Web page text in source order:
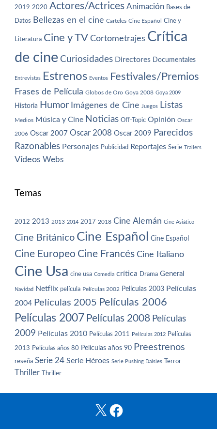
2019 2020 Actores/Actrices Animación Bases de
Datos Bellezas en el cine Carteles Cine Español Cine y
Literatura Cine y TV Cortometrajes Crítica
de cine Curiosidades Directores Documentales
Entrevistas Estrenos Eventos Festivales/Premios
Frases de Película Globos de Oro Goya 2008 Goya 2009
Historia Humor Imágenes de Cine Juegos Listas
Medios Música y Cine Noticias Off-Topic Opinión Oscar
2006 Oscar 2007 Oscar 2008 Oscar 2009 Parecidos
Razonables Personajes Publicidad Reportajes Serie Trailers
Vídeos Webs
Temas
2012 2013 2013 2014 2017 2018 Cine Alemán Cine Asiático
Cine Británico Cine Español Cine Español
Cine Europeo Cine Francés Cine Italiano
Cine Usa cine usa Comedia crítica Drama General
Navidad Netflix película Películas 2002 Películas 2003 Películas
2004 Películas 2005 Películas 2006
Películas 2007 Películas 2008 Películas
2009 Películas 2010 Películas 2011 Películas 2012 Películas
2013 Películas años 80 Películas años 90 Preestrenos
reseña Serie 24 Serie Héroes Serie Pushing Daisies Terror
Thriller Thriller
X Facebook